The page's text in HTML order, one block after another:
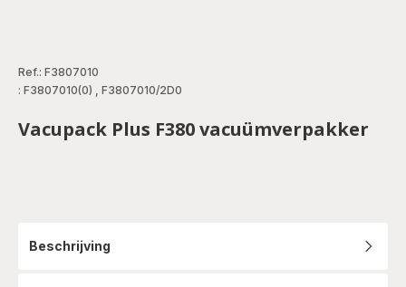
Ref.: F3807010
: F3807010(0)
F3807010/2D0
Vacupack Plus F380 vacuümverpakker
Beschrijving